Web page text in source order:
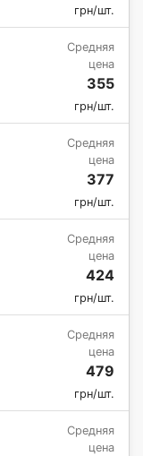
грн/шт.
Средняя
цена
355
грн/шт.
Средняя
цена
377
грн/шт.
Средняя
цена
424
грн/шт.
Средняя
цена
479
грн/шт.
Средняя
цена